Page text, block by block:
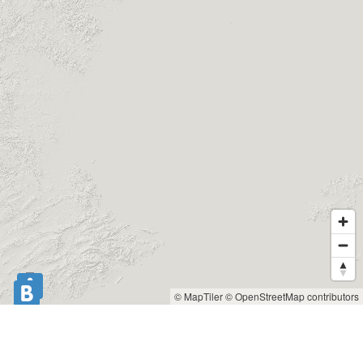
© MapTiler© OpenStreetMap contributors